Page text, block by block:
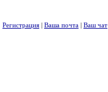
Регистрация | Ваша почта | Ваш чат